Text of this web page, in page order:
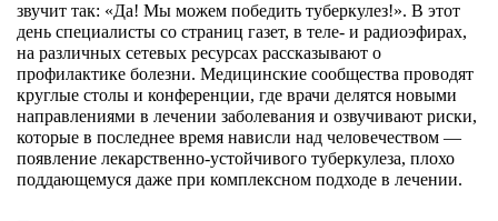
звучит так: «Да! Мы можем победить туберкулез!». В этот
день специалисты со страниц газет, в теле- и радиоэфирах,
на различных сетевых ресурсах рассказывают о
профилактике болезни. Медицинские сообщества проводят
круглые столы и конференции, где врачи делятся новыми
направлениями в лечении заболевания и озвучивают риски,
которые в последнее время нависли над человечеством —
появление лекарственно-устойчивого туберкулеза, плохо
поддающемуся даже при комплексном подходе в лечении.